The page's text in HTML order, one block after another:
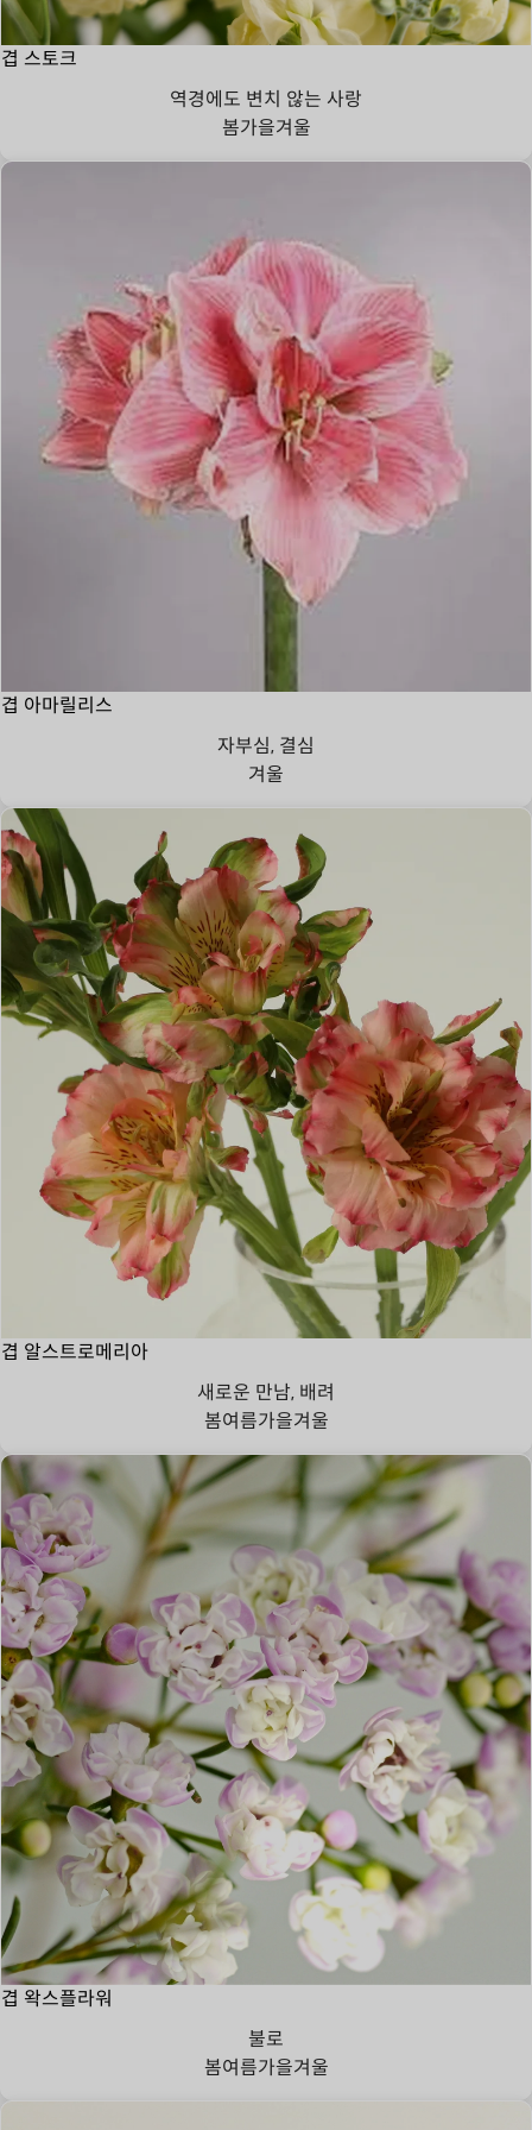
겹 스토크
역경에도 변치 않는 사랑
봄가을겨울
겹 아마릴리스
자부심, 결심
겨울
겹 알스트로메리아
새로운 만남, 배려
봄여름가을겨울
겹 왁스플라워
불로
봄여름가을겨울